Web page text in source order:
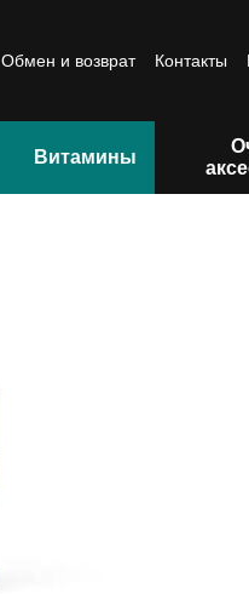
Обмен и возврат Контакты
Витамины